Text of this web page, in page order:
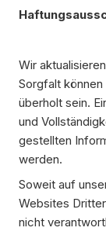
Wir
Sorgfalt
überholt sein.
und
gestellten
werden.
Soweit auf
Websites
nicht